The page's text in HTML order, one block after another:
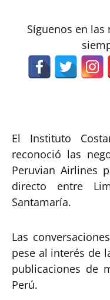
Síguenos en
El Instituto
reconoció las
Peruvian Airlines
directo entre
Santamaría.
Las
pese al interés de
publicaciones de
Perú.